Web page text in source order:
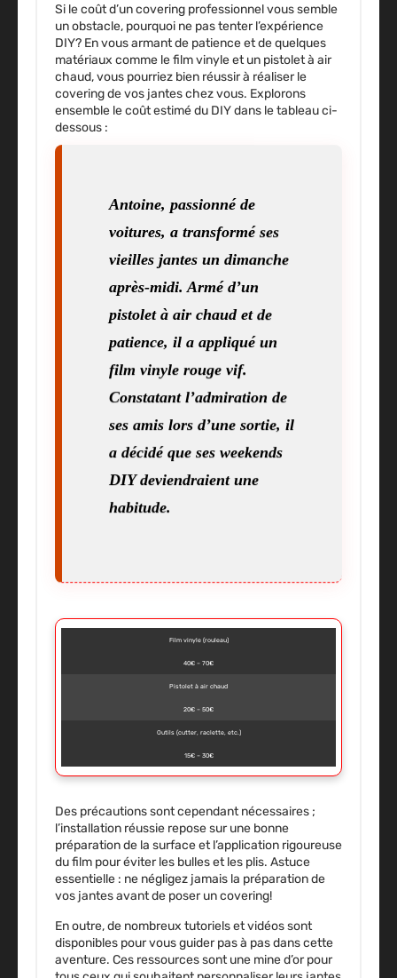
Si le coût d’un covering professionnel vous semble
un obstacle, pourquoi ne pas tenter l’expérience
DIY? En vous armant de patience et de quelques
matériaux comme le film vinyle et un pistolet à air
chaud, vous pourriez bien réussir à réaliser le
covering de vos jantes chez vous. Explorons
ensemble le coût estimé du DIY dans le tableau ci-
dessous :
Antoine, passionné de
voitures, a transformé ses
vieilles jantes un dimanche
après-midi. Armé d’un
pistolet à air chaud et de
patience, il a appliqué un
film vinyle rouge vif.
Constatant l’admiration de
ses amis lors d’une sortie, il
a décidé que ses weekends
DIY deviendraient une
habitude.
Film vinyle (rouleau)
40€ – 70€
Pistolet à air chaud
20€ – 50€
Outils (cutter, raclette, etc.)
15€ – 30€
Des précautions sont cependant nécessaires ;
l’installation réussie repose sur une bonne
préparation de la surface et l’application rigoureuse
du film pour éviter les bulles et les plis. Astuce
essentielle : ne négligez jamais la préparation de
vos jantes avant de poser un covering!
En outre, de nombreux tutoriels et vidéos sont
disponibles pour vous guider pas à pas dans cette
aventure. Ces ressources sont une mine d’or pour